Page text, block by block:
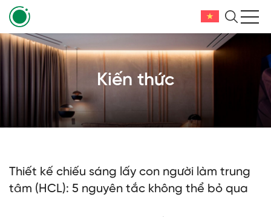
Kiến thức
Thiết kế chiếu sáng lấy con người làm trung
tâm (HCL): 5 nguyên tắc không thể bỏ qua